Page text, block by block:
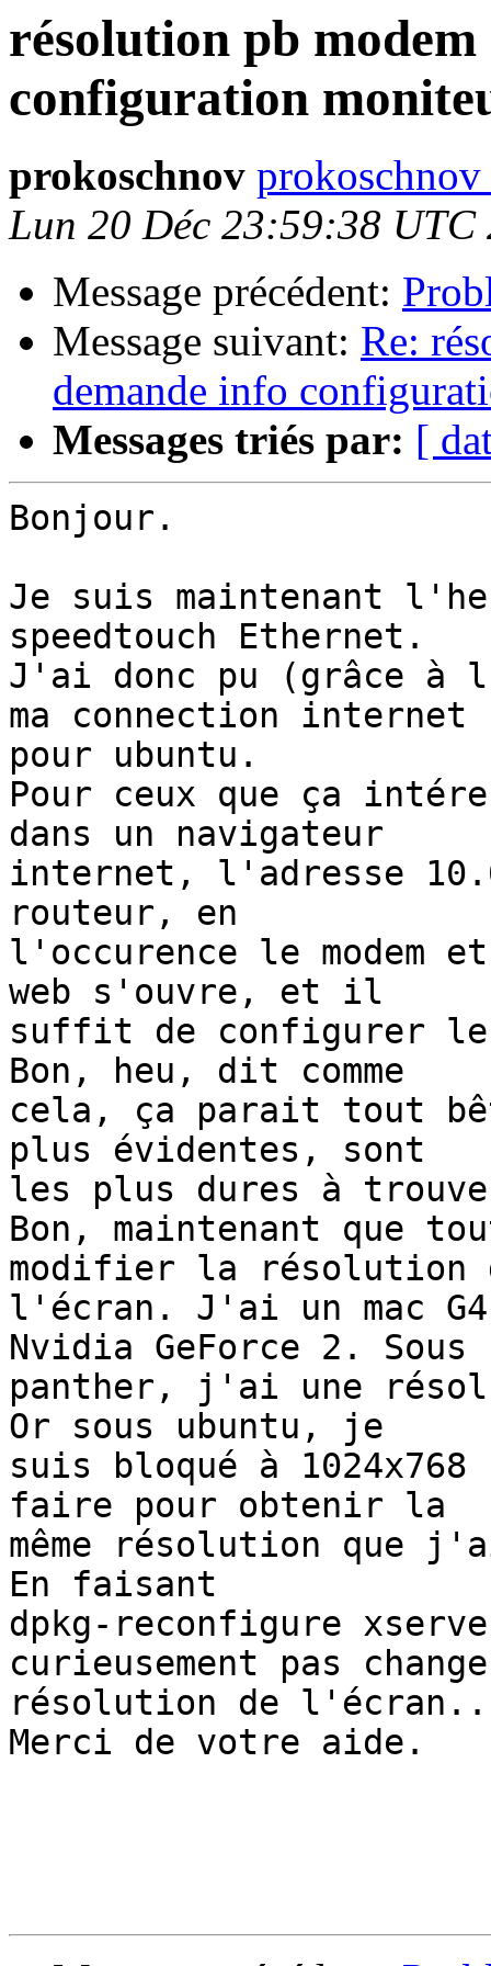
résolution pb
configuration
prokoschnov
Lun 20 Déc 23:59:38 UTC
Message précédent:
Message suivant: Re:
demande info
Messages triés par: [
Bonjour.
Je suis maintenant
speedtouch Ethernet.
J'ai donc pu (grâce à
ma connection internet
pour ubuntu.
Pour ceux que ça
dans un navigateur
internet, l'adresse
routeur, en
l'occurence le modem
web s'ouvre, et il
suffit de configurer
Bon, heu, dit comme
cela, ça parait tout
plus évidentes, sont
les plus dures à
Bon, maintenant que
modifier la résolution
l'écran. J'ai un mac
Nvidia GeForce 2. Sous
panther, j'ai une
Or sous ubuntu, je
suis bloqué à
faire pour obtenir la
même résolution que
En faisant
dpkg-reconfigure
curieusement pas
résolution de
Merci de votre aide.